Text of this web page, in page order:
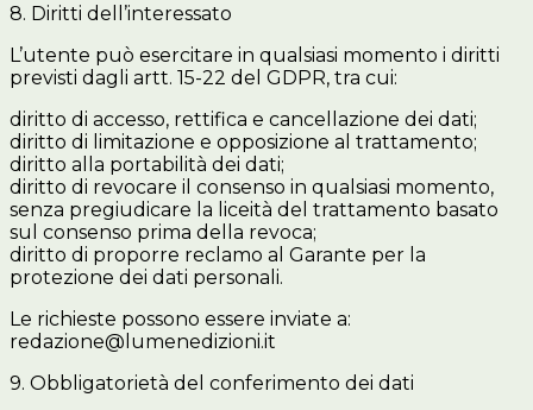
8. Diritti dell’interessato
L’utente può esercitare in qualsiasi momento i diritti
previsti dagli artt. 15-22 del GDPR, tra cui:
diritto di accesso, rettifica e cancellazione dei dati;
diritto di limitazione e opposizione al trattamento;
diritto alla portabilità dei dati;
diritto di revocare il consenso in qualsiasi momento,
senza pregiudicare la liceità del trattamento basato
sul consenso prima della revoca;
diritto di proporre reclamo al Garante per la
protezione dei dati personali.
Le richieste possono essere inviate a:
redazione@lumenedizioni.it
9. Obbligatorietà del conferimento dei dati